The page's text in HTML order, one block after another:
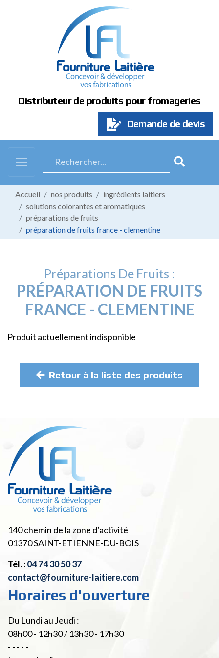
Distributeur de produits pour fromageries
Demande de devis
Accueil nos produits
ingrédients laitiers
solutions colorantes et aromatiques
préparations de fruits
préparation de fruits france - clementine
Préparations De Fruits :
PRÉPARATION DE FRUITS
FRANCE - CLEMENTINE
Produit actuellement indisponible
Retour à la liste des produits
140 chemin de la zone d’activité
01370SAINT-ETIENNE-DU-BOIS
Tél. :04 74 30 50 37
contact@fourniture-laitiere.com
Horaires d'ouverture
Du Lundi au Jeudi :
08h00 - 12h30 / 13h30 - 17h30
- - - - -
Panneau de gestion des cookies